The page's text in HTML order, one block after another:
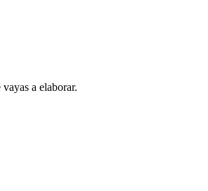
a elaborar.